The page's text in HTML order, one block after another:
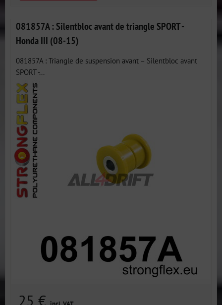
081857A : Silentbloc avant de triangle SPORT -
Honda III (08-15)
081857A : Triangle de suspension avant – Silentbloc avant
SPORT -...
25 €